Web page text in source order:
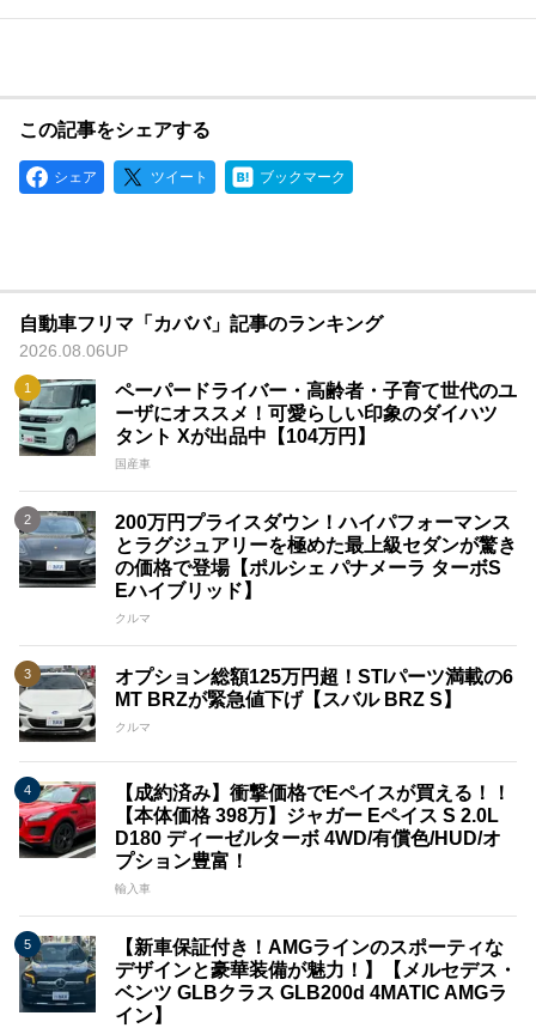
この記事をシェアする
シェア ツイート ブックマーク
自動車フリマ「カババ」記事のランキング
2026.08.06UP
ペーパードライバー・高齢者・子育て世代のユ
ーザにオススメ！可愛らしい印象のダイハツ
タント Xが出品中【104万円】
国産車
200万円プライスダウン！ハイパフォーマンス
とラグジュアリーを極めた最上級セダンが驚き
の価格で登場【ポルシェ パナメーラ ターボS
Eハイブリッド】
クルマ
オプション総額125万円超！STIパーツ満載の6
MT BRZが緊急値下げ【スバル BRZ S】
クルマ
【成約済み】衝撃価格でEペイスが買える！！
【本体価格 398万】ジャガー Eペイス S 2.0L
D180 ディーゼルターボ 4WD/有償色/HUD/オ
プション豊富！
輸入車
【新車保証付き！AMGラインのスポーティな
デザインと豪華装備が魅力！】【メルセデス・
ベンツ GLBクラス GLB200d 4MATIC AMGラ
イン】